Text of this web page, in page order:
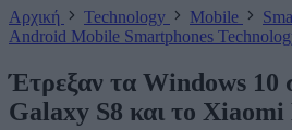
Αρχική
Technology Mobile
Android Mobile Smartphones
Έτρεξαν τα Windows 10
Galaxy S8 και το